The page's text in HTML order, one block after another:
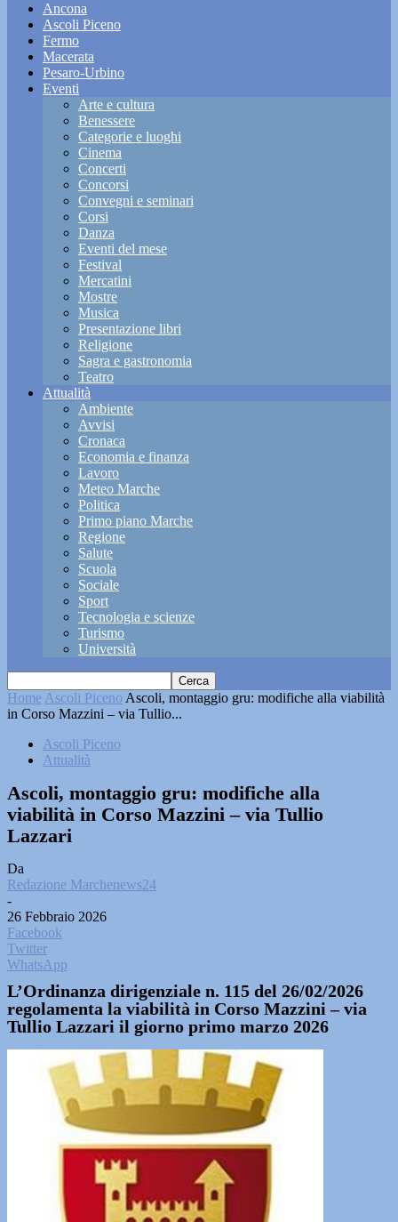
Ancona
Ascoli Piceno
Fermo
Macerata
Pesaro-Urbino
Eventi
Arte e cultura
Benessere
Categorie e luoghi
Cinema
Concerti
Concorsi
Convegni e seminari
Corsi
Danza
Eventi del mese
Festival
Mercatini
Mostre
Musica
Presentazione libri
Religione
Sagra e gastronomia
Teatro
Attualità
Ambiente
Avvisi
Cronaca
Economia e finanza
Lavoro
Meteo Marche
Politica
Primo piano Marche
Regione
Salute
Scuola
Sociale
Sport
Tecnologia e scienze
Turismo
Università
Home Ascoli Piceno Ascoli, montaggio gru: modifiche alla viabilità
in Corso Mazzini – via Tullio...
Ascoli Piceno
Attualità
Ascoli, montaggio gru: modifiche alla
viabilità in Corso Mazzini – via Tullio
Lazzari
Da
Redazione Marchenews24
-
26 Febbraio 2026
Facebook
Twitter
WhatsApp
L’Ordinanza dirigenziale n. 115 del 26/02/2026
regolamenta la viabilità in Corso Mazzini – via
Tullio Lazzari il giorno primo marzo 2026